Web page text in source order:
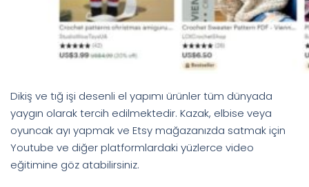
Dikiş ve tığ işi desenli el yapımı ürünler tüm dünyada
yaygın olarak tercih edilmektedir. Kazak, elbise veya
oyuncak ayı yapmak ve Etsy mağazanızda satmak için
Youtube ve diğer platformlardaki yüzlerce video
eğitimine göz atabilirsiniz.